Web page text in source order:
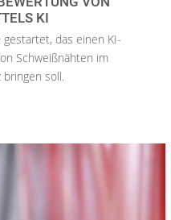
KI
gestartet, das einen KI-
Schweißnähten im
soll.